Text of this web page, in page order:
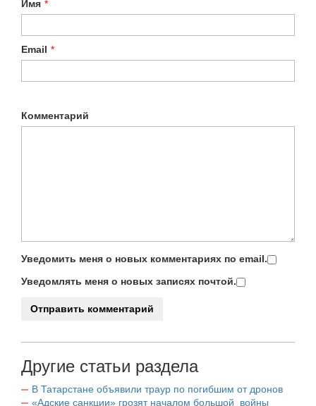
Имя *
Email *
Комментарий
Уведомить меня о новых комментариях по email.
Уведомлять меня о новых записях почтой.
Другие статьи раздела
В Татарстане объявили траур по погибшим от дронов
«Адские санкции» грозят началом большой войны